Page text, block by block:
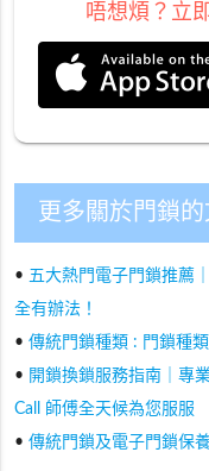
唔想煩？立
更多關於門鎖的
• 五大熱門電子門鎖推薦
全有辦法！
• 傳統門鎖種類 : 門鎖種
• 開鎖換鎖服務指南｜專
Call 師傅全天候為您服服
• 傳統門鎖及電子門鎖保